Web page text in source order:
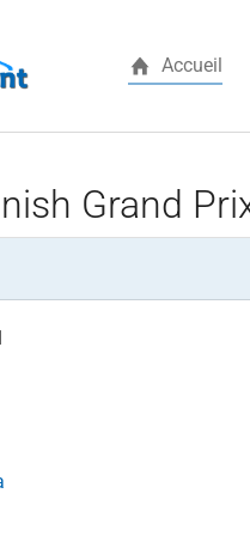
Accueil
Grand